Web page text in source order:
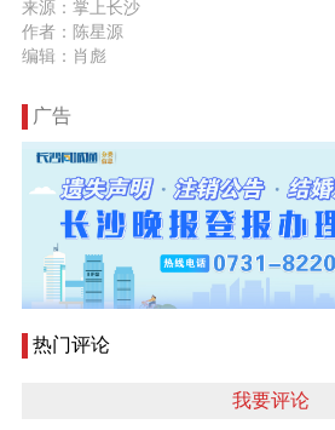
来源：掌上长沙
作者：陈星源
编辑：肖彪
广告
热门评论
我要评论